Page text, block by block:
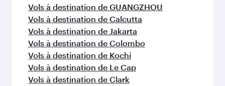
Vols à destination de GUANGZHOU
Vols à destination de Calcutta
Vols à destination de Jakarta
Vols à destination de Colombo
Vols à destination de Kochi
Vols à destination de Le Cap
Vols à destination de Clark